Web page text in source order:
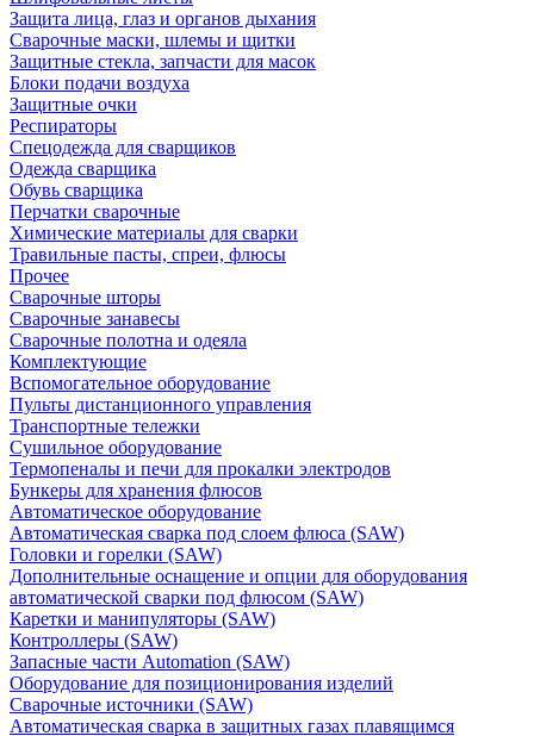
Защита лица, глаз и органов дыхания
Сварочные маски, шлемы и щитки
Защитные стекла, запчасти для масок
Блоки подачи воздуха
Защитные очки
Респираторы
Спецодежда для сварщиков
Одежда сварщика
Обувь сварщика
Перчатки сварочные
Химические материалы для сварки
Травильные пасты, спреи, флюсы
Прочее
Сварочные шторы
Сварочные занавесы
Сварочные полотна и одеяла
Комплектующие
Вспомогательное оборудование
Пульты дистанционного управления
Транспортные тележки
Сушильное оборудование
Термопеналы и печи для прокалки электродов
Бункеры для хранения флюсов
Автоматическое оборудование
Автоматическая сварка под слоем флюса (SAW)
Головки и горелки (SAW)
Дополнительные оснащение и опции для оборудования
автоматической сварки под флюсом (SAW)
Каретки и манипуляторы (SAW)
Контроллеры (SAW)
Запасные части Automation (SAW)
Оборудование для позиционирования изделий
Сварочные источники (SAW)
Автоматическая сварка в защитных газах плавящимся